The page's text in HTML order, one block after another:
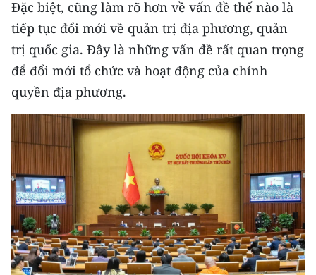
Đặc biệt, cũng làm rõ hơn về vấn đề thế nào là
tiếp tục đổi mới về quản trị địa phương, quản
trị quốc gia. Đây là những vấn đề rất quan trọng
để đổi mới tổ chức và hoạt động của chính
quyền địa phương.